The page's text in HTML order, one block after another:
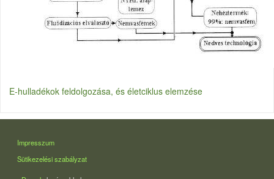
E-hulladékok feldolgozása, és életciklus elemzése
LÁBLÉC
Impresszum
Sütikezelési szabályzat